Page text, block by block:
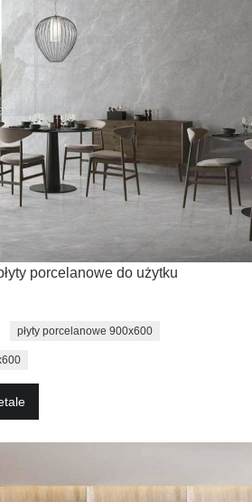
porcelanowe do użytku
płyty porcelanowe 900x600